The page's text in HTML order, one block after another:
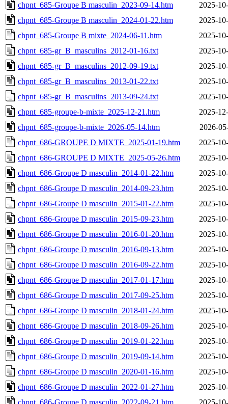
chpnt_685-Groupe B masculin_2023-09-14.htm
2025-
chpnt_685-Groupe B masculin_2024-01-22.htm
2025-
chpnt_685-Groupe B mixte_2024-06-11.htm
2025-
chpnt_685-gr_B_masculins_2012-01-16.txt
2025-
chpnt_685-gr_B_masculins_2012-09-19.txt
2025-
chpnt_685-gr_B_masculins_2013-01-22.txt
2025-
chpnt_685-gr_B_masculins_2013-09-24.txt
2025-
chpnt_685-groupe-b-mixte_2025-12-21.htm
2025-
chpnt_685-groupe-b-mixte_2026-05-14.htm
2026-
chpnt_686-GROUPE D MIXTE_2025-01-19.htm
2025-
chpnt_686-GROUPE D MIXTE_2025-05-26.htm
2025-
chpnt_686-Groupe D masculin_2014-01-22.htm
2025-
chpnt_686-Groupe D masculin_2014-09-23.htm
2025-
chpnt_686-Groupe D masculin_2015-01-22.htm
2025-
chpnt_686-Groupe D masculin_2015-09-23.htm
2025-
chpnt_686-Groupe D masculin_2016-01-20.htm
2025-
chpnt_686-Groupe D masculin_2016-09-13.htm
2025-
chpnt_686-Groupe D masculin_2016-09-22.htm
2025-
chpnt_686-Groupe D masculin_2017-01-17.htm
2025-
chpnt_686-Groupe D masculin_2017-09-25.htm
2025-
chpnt_686-Groupe D masculin_2018-01-24.htm
2025-
chpnt_686-Groupe D masculin_2018-09-26.htm
2025-
chpnt_686-Groupe D masculin_2019-01-22.htm
2025-
chpnt_686-Groupe D masculin_2019-09-14.htm
2025-
chpnt_686-Groupe D masculin_2020-01-16.htm
2025-
chpnt_686-Groupe D masculin_2022-01-27.htm
2025-
chpnt_686-Groupe D masculin_2022-09-21.htm
2025-